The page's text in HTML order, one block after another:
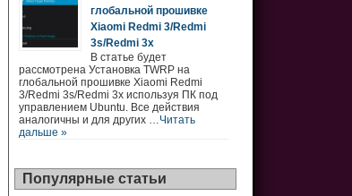
глобальной прошивке
Xiaomi Redmi 3/Redmi
3s/Redmi 3x
В статье будет
рассмотрена Установка TWRP на
глобальной прошивке Xiaomi Redmi
3/Redmi 3s/Redmi 3x используя ПК под
управлением Ubuntu. Все действия
аналогичны и для других …Читать
дальше »
Популярные статьи